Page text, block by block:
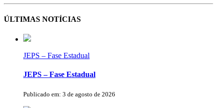
ÚLTIMAS NOTÍCIAS
JEPS – Fase Estadual
JEPS – Fase Estadual
Publicado em: 3 de agosto de 2026